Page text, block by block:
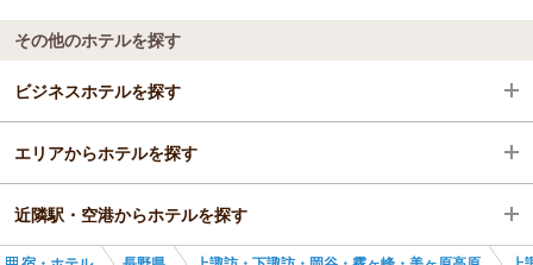
その他のホテルを探す
ビジネスホテルを探す
長野県
上諏訪・下諏訪・岡谷・霧ヶ峰・美ヶ原高原
エリアからホテルを探す
長野県
近隣駅・空港からホテルを探す